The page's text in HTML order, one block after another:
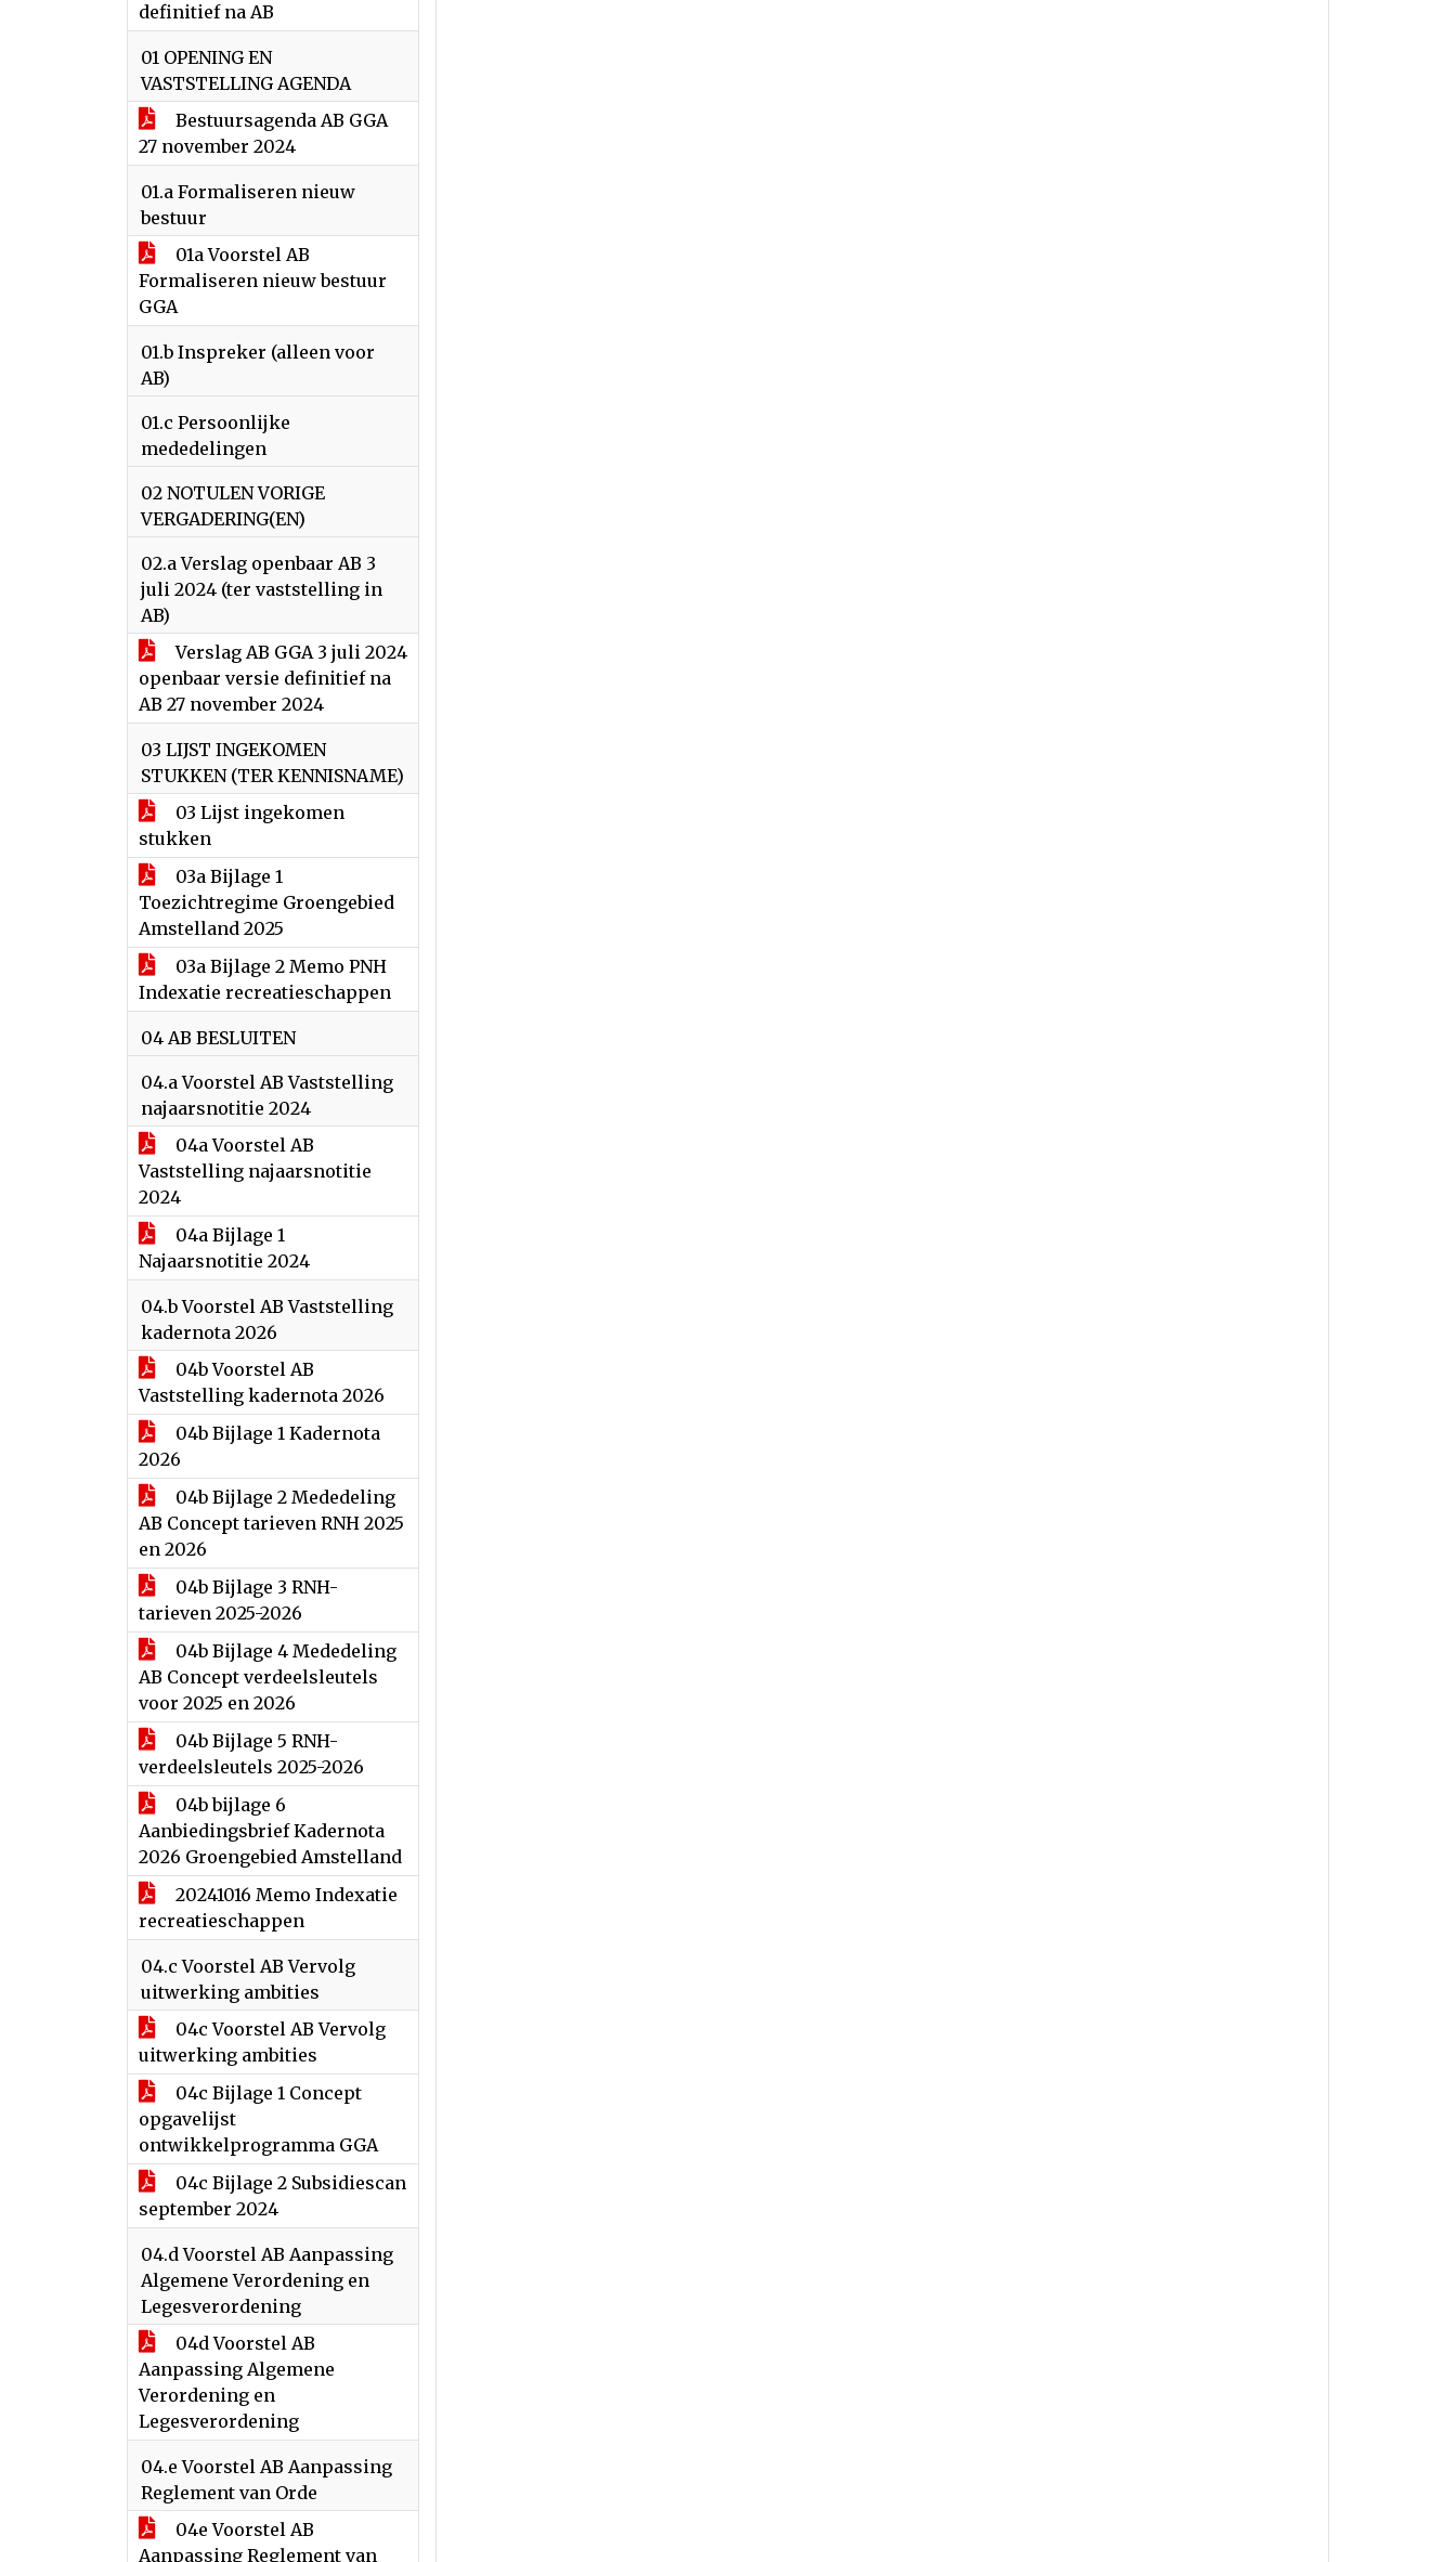
definitief na AB
01 OPENING EN
VASTSTELLING AGENDA
Bestuursagenda AB GGA
27 november 2024
01.a Formaliseren nieuw
bestuur
01a Voorstel AB
Formaliseren nieuw bestuur
GGA
01.b Inspreker (alleen voor
AB)
01.c Persoonlijke
mededelingen
02 NOTULEN VORIGE
VERGADERING(EN)
02.a Verslag openbaar AB 3
juli 2024 (ter vaststelling in
AB)
Verslag AB GGA 3 juli 2024
openbaar versie definitief na
AB 27 november 2024
03 LIJST INGEKOMEN
STUKKEN (TER KENNISNAME)
03 Lijst ingekomen
stukken
03a Bijlage 1
Toezichtregime Groengebied
Amstelland 2025
03a Bijlage 2 Memo PNH
Indexatie recreatieschappen
04 AB BESLUITEN
04.a Voorstel AB Vaststelling
najaarsnotitie 2024
04a Voorstel AB
Vaststelling najaarsnotitie
2024
04a Bijlage 1
Najaarsnotitie 2024
04.b Voorstel AB Vaststelling
kadernota 2026
04b Voorstel AB
Vaststelling kadernota 2026
04b Bijlage 1 Kadernota
2026
04b Bijlage 2 Mededeling
AB Concept tarieven RNH 2025
en 2026
04b Bijlage 3 RNH-
tarieven 2025-2026
04b Bijlage 4 Mededeling
AB Concept verdeelsleutels
voor 2025 en 2026
04b Bijlage 5 RNH-
verdeelsleutels 2025-2026
04b bijlage 6
Aanbiedingsbrief Kadernota
2026 Groengebied Amstelland
20241016 Memo Indexatie
recreatieschappen
04.c Voorstel AB Vervolg
uitwerking ambities
04c Voorstel AB Vervolg
uitwerking ambities
04c Bijlage 1 Concept
opgavelijst
ontwikkelprogramma GGA
04c Bijlage 2 Subsidiescan
september 2024
04.d Voorstel AB Aanpassing
Algemene Verordening en
Legesverordening
04d Voorstel AB
Aanpassing Algemene
Verordening en
Legesverordening
04.e Voorstel AB Aanpassing
Reglement van Orde
04e Voorstel AB
Aanpassing Reglement van